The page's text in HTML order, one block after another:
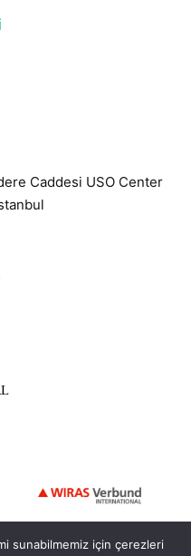
Caddesi USO Center
sunabilmemiz için çerezleri